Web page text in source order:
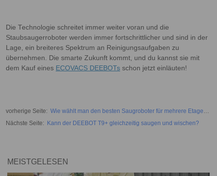
Die Technologie schreitet immer weiter voran und die
Staubsaugerroboter werden immer fortschrittlicher und sind in der
Lage, ein breiteres Spektrum an Reinigungsaufgaben zu
übernehmen. Die smarte Zukunft kommt, und du kannst sie mit
dem Kauf eines ECOVACS DEEBOTs schon jetzt einläuten!
vorherige Seite: Wie wählt man den besten Saugroboter für mehrere Etagen
aus?
Nächste Seite: Kann der DEEBOT T9+ gleichzeitig saugen und wischen?
MEISTGELESEN